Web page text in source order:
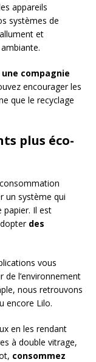
appareils
systèmes de
et
une compagnie
encourager les
que le recyclage
plus éco-
un système qui
papier. Il est
des
vous
l’environnement
nous retrouvons
encore Lilo.
en les rendant
à double vitrage,
consommez